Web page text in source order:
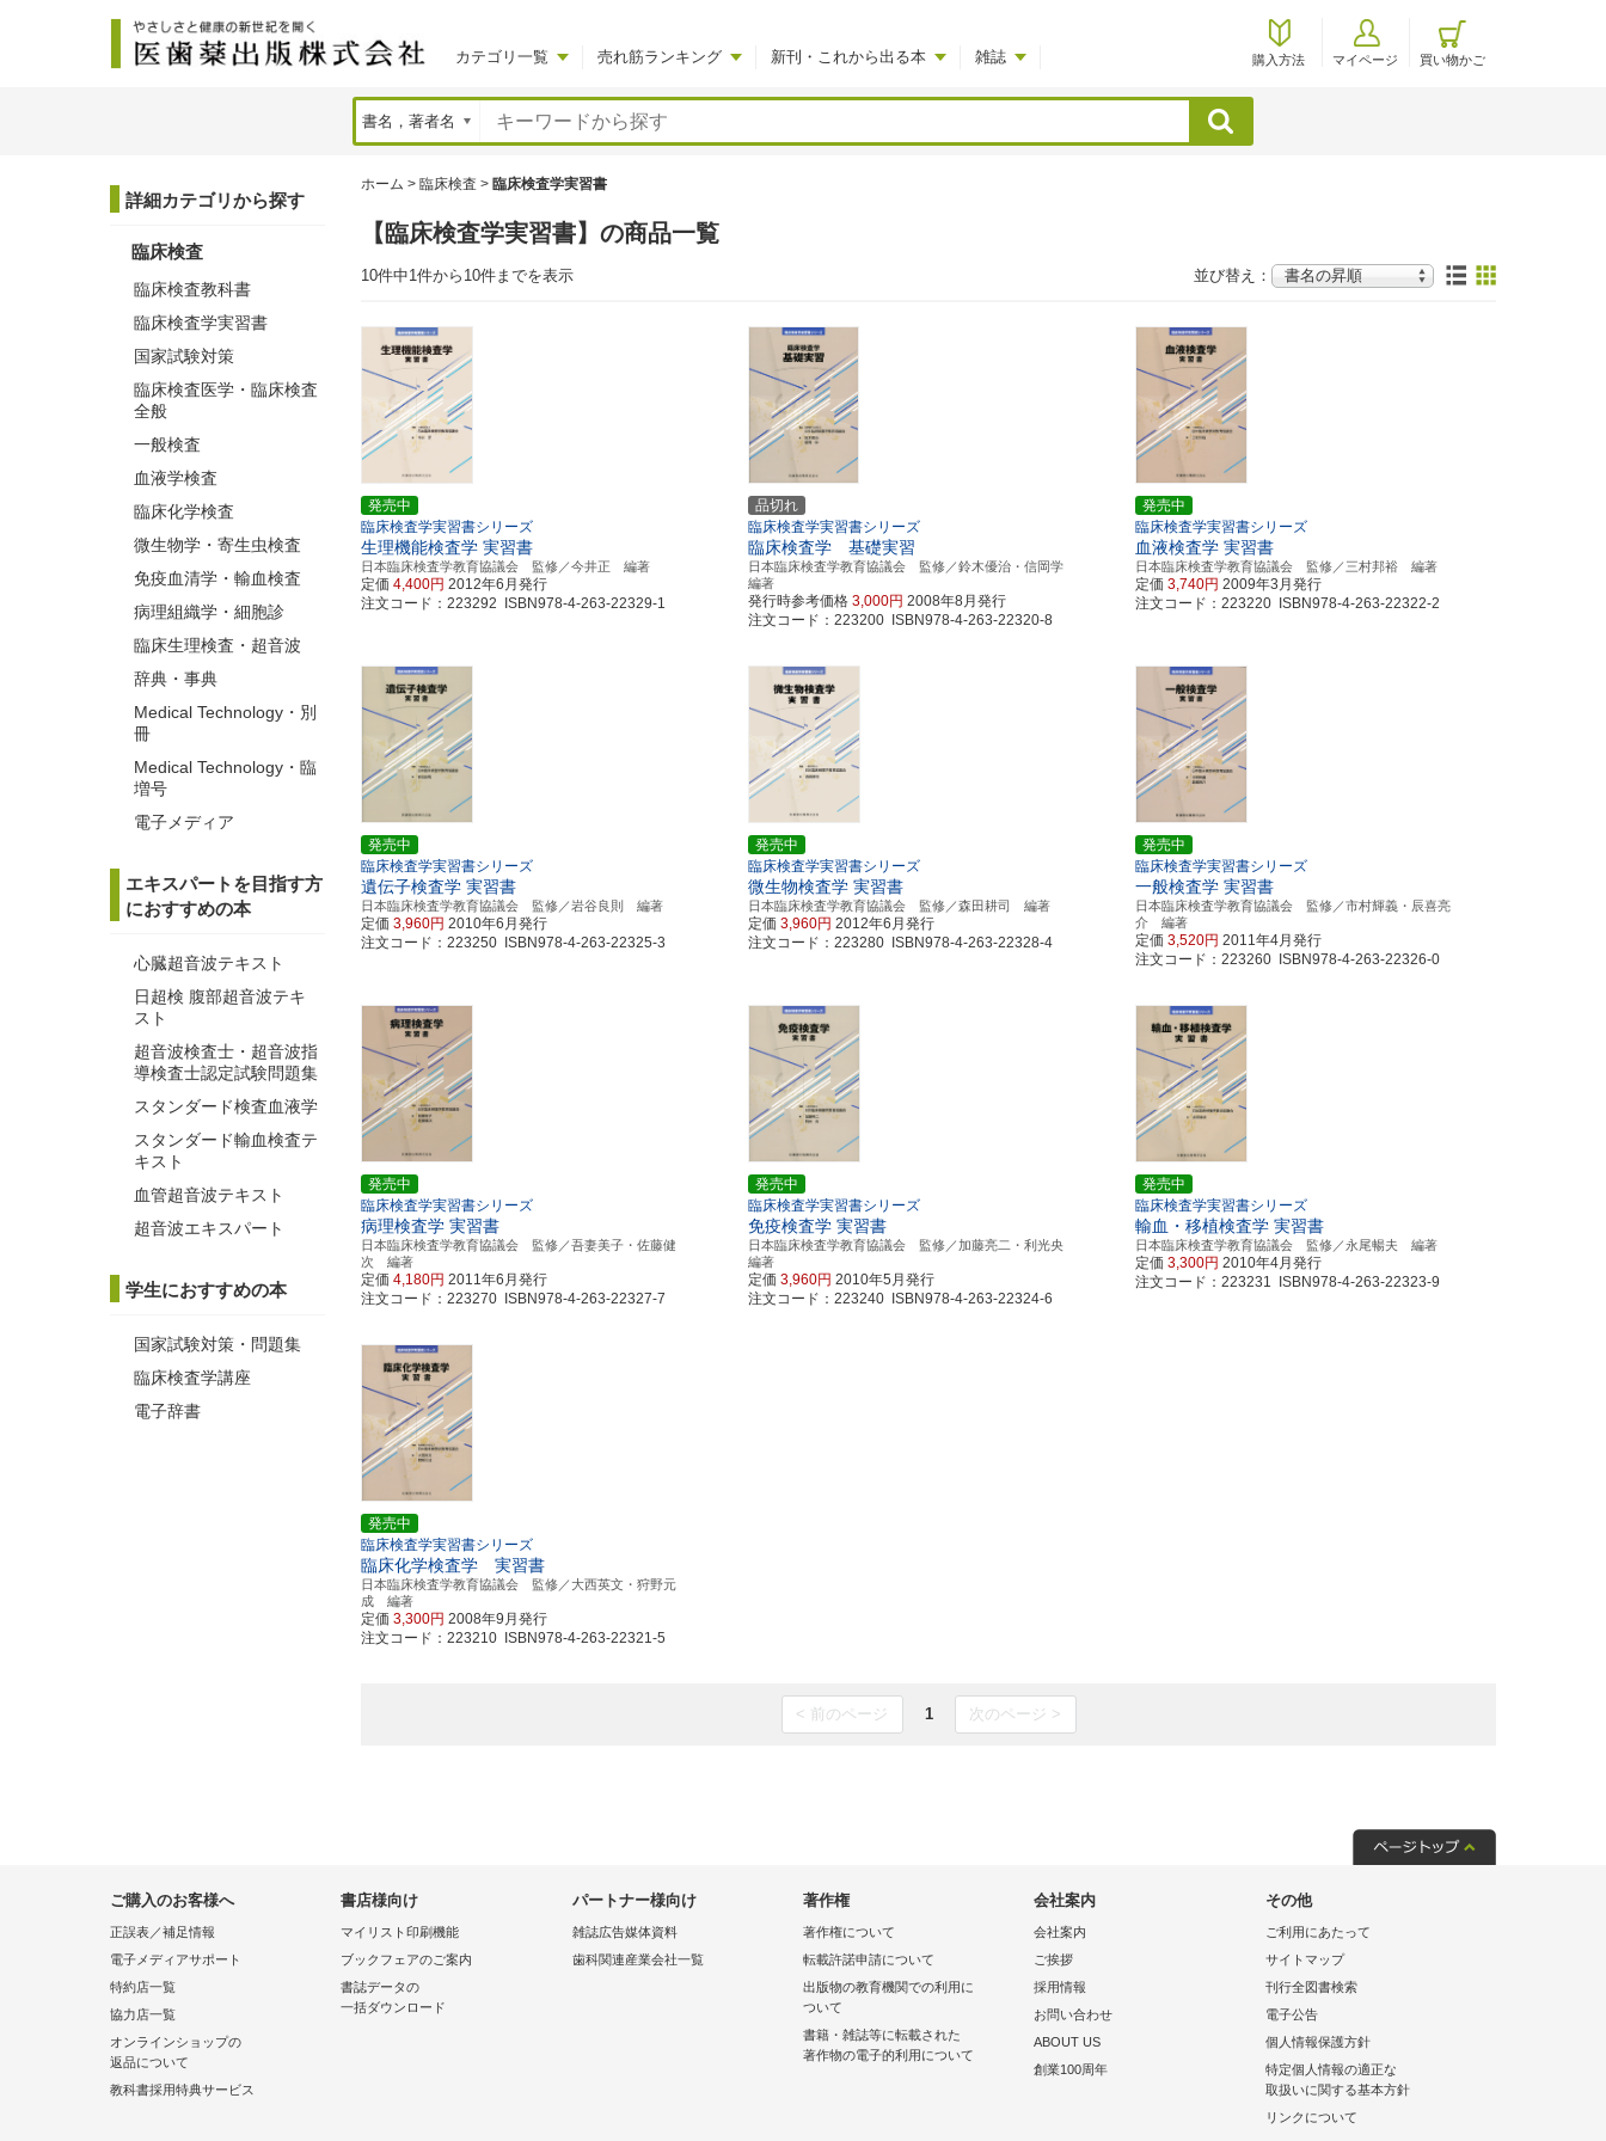
カテゴリ一覧 売れ筋ランキング 新刊・これから出る本 雑誌 購入方法 マイページ 買い物かご
検索
ホーム > 臨床検査 > 臨床検査学実習書
【臨床検査学実習書】の商品一覧
10件中1件から10件までを表示 並び替え：
発売中
臨床検査学実習書シリーズ
生理機能検査学 実習書
日本臨床検査学教育協議会 監修／今井正 編著
定価 4,400円 2012年6月発行
注文コード：223292 ISBN978-4-263-22329-1
品切れ
臨床検査学実習書シリーズ
臨床検査学 基礎実習
日本臨床検査学教育協議会 監修／鈴木優治・信岡学
編著
発行時参考価格3,000円 2008年8月発行
注文コード：223200 ISBN978-4-263-22320-8
発売中
臨床検査学実習書シリーズ
血液検査学 実習書
日本臨床検査学教育協議会 監修／三村邦裕 編著
定価3,740円 2009年3月発行
注文コード：223220 ISBN978-4-263-22322-2
発売中
臨床検査学実習書シリーズ
遺伝子検査学 実習書
日本臨床検査学教育協議会 監修／岩谷良則 編著
定価 3,960円 2010年6月発行
注文コード：223250 ISBN978-4-263-22325-3
発売中
臨床検査学実習書シリーズ
微生物検査学 実習書
日本臨床検査学教育協議会 監修／森田耕司 編著
定価3,960円 2012年6月発行
注文コード：223280 ISBN978-4-263-22328-4
発売中
臨床検査学実習書シリーズ
一般検査学 実習書
日本臨床検査学教育協議会 監修／市村輝義・辰喜亮
介 編著
定価3,520円 2011年4月発行
注文コード：223260 ISBN978-4-263-22326-0
発売中
臨床検査学実習書シリーズ
病理検査学 実習書
日本臨床検査学教育協議会 監修／吾妻美子・佐藤健
次 編著
定価 4,180円 2011年6月発行
注文コード：223270 ISBN978-4-263-22327-7
発売中
臨床検査学実習書シリーズ
免疫検査学 実習書
日本臨床検査学教育協議会 監修／加藤亮二・利光央
編著
定価3,960円 2010年5月発行
注文コード：223240 ISBN978-4-263-22324-6
発売中
臨床検査学実習書シリーズ
輸血・移植検査学 実習書
日本臨床検査学教育協議会 監修／永尾暢夫 編著
定価3,300円 2010年4月発行
注文コード：223231 ISBN978-4-263-22323-9
発売中
臨床検査学実習書シリーズ
臨床化学検査学 実習書
日本臨床検査学教育協議会 監修／大西英文・狩野元
成 編著
定価 3,300円 2008年9月発行
注文コード：223210 ISBN978-4-263-22321-5
< 前のページ 1 次のページ >
詳細カテゴリから探す
臨床検査
臨床検査教科書
臨床検査学実習書
国家試験対策
臨床検査医学・臨床検査
全般
一般検査
血液学検査
臨床化学検査
微生物学・寄生虫検査
免疫血清学・輸血検査
病理組織学・細胞診
臨床生理検査・超音波
辞典・事典
Medical Technology・別
冊
Medical Technology・臨
増号
電子メディア
エキスパートを目指す方
におすすめの本
心臓超音波テキスト
日超検 腹部超音波テキ
スト
超音波検査士・超音波指
導検査士認定試験問題集
スタンダード検査血液学
スタンダード輸血検査テ
キスト
血管超音波テキスト
超音波エキスパート
学生におすすめの本
国家試験対策・問題集
臨床検査学講座
電子辞書
ご購入のお客様へ
正誤表／補足情報
電子メディアサポート
特約店一覧
協力店一覧
オンラインショップの
返品について
教科書採用特典サービス
書店様向け
マイリスト印刷機能
ブックフェアのご案内
書誌データの
一括ダウンロード
パートナー様向け
雑誌広告媒体資料
歯科関連産業会社一覧
著作権
著作権について
転載許諾申請について
出版物の教育機関での利用に
ついて
書籍・雑誌等に転載された
著作物の電子的利用について
会社案内
会社案内
ご挨拶
採用情報
お問い合わせ
ABOUT US
創業100周年
その他
ご利用にあたって
サイトマップ
刊行全図書検索
電子公告
個人情報保護方針
特定個人情報の適正な
取扱いに関する基本方針
リンクについて